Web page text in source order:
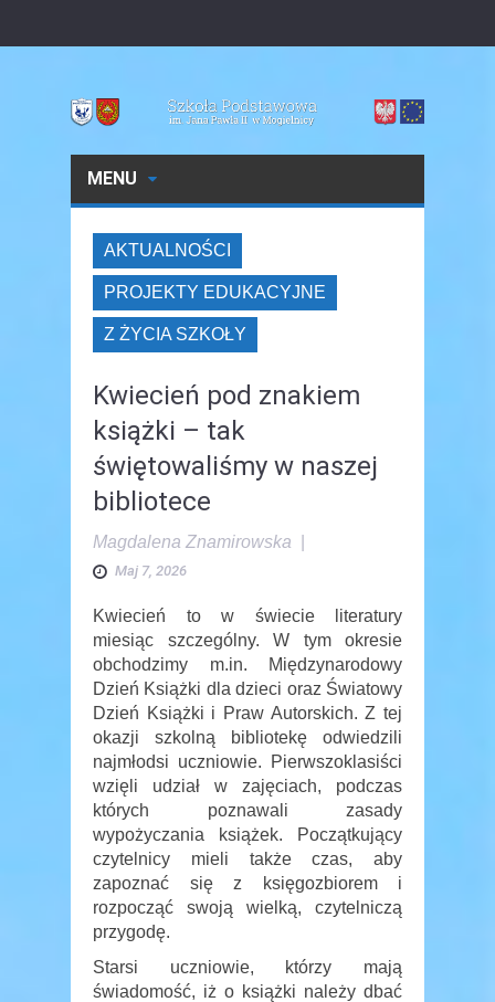
MENU
AKTUALNOŚCI
PROJEKTY EDUKACYJNE
Z ŻYCIA SZKOŁY
Kwiecień pod znakiem
książki – tak
świętowaliśmy w naszej
bibliotece
Magdalena Znamirowska
Maj 7, 2026
Kwiecień to w świecie literatury
miesiąc szczególny. W tym okresie
obchodzimy m.in. Międzynarodowy
Dzień Książki dla dzieci oraz Światowy
Dzień Książki i Praw Autorskich. Z tej
okazji szkolną bibliotekę odwiedzili
najmłodsi uczniowie. Pierwszoklasiści
wzięli udział w zajęciach, podczas
których poznawali zasady
wypożyczania książek. Początkujący
czytelnicy mieli także czas, aby
zapoznać się z księgozbiorem i
rozpocząć swoją wielką, czytelniczą
przygodę.
Starsi uczniowie, którzy mają
świadomość, iż o książki należy dbać